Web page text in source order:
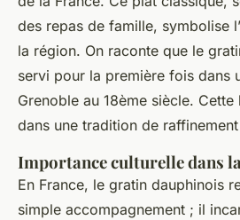
des repas de famille, symbolise
la région. On raconte que le
servi pour la première fois dans
Grenoble au 18ème siècle.
dans une tradition de
Importance culturelle dans
En France, le gratin dauphinois
simple accompagnement ; il